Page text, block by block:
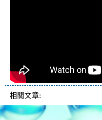
相關文章: